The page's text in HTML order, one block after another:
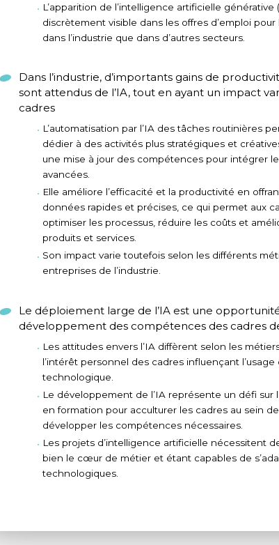
L’apparition de l’intelligence artificielle générative
discrètement visible dans les offres d’emploi
dans l’industrie que dans d’autres secteurs.
Dans l’industrie, d’importants gains de
sont attendus de l’IA, tout en ayant un impact
cadres
L’automatisation par l’IA des tâches routinières
dédier à des activités plus stratégiques et
une mise à jour des compétences pour intégrer
avancées.
Elle améliore l’efficacité et la productivité en
données rapides et précises, ce qui permet aux
optimiser les processus, réduire les coûts et
produits et services.
Son impact varie toutefois selon les différents
entreprises de l’industrie.
Le déploiement large de l’IA est une
développement des compétences des cadres
Les attitudes envers l’IA diffèrent selon les
l’intérêt personnel des cadres influençant l’usage
technologique.
Le développement de l’IA représente un défi sur
en formation pour acculturer les cadres au sein
développer les compétences nécessaires.
Les projets d’intelligence artificielle nécessitent
bien le cœur de métier et étant capables de
technologiques.